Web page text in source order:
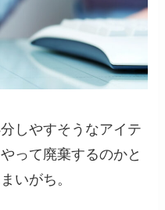
しやすそうなアイテ
って廃棄するのかと
いがち。